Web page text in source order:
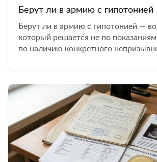
Берут ли в армию с гипотонией
Берут ли в армию с гипотонией —
который решается не по
по наличию конкретного